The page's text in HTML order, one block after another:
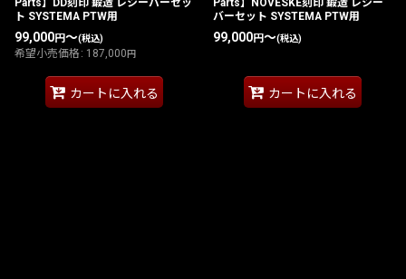
Parts】DD刻印 鍛造 レシーバーセッ
ト SYSTEMA PTW用
99,000円～(税込)
希望小売価格 : 187,000 円
カートに入れる
Parts】NOVESKE刻印 鍛造 レシー
バーセット SYSTEMA PTW用
99,000円～(税込)
カートに入れる